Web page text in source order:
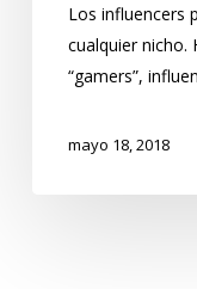
Los influencers
cualquier nicho.
“gamers”,
mayo 18, 2018